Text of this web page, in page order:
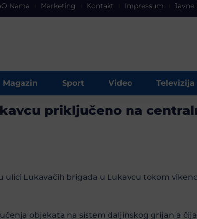
O Nama Marketing Kontakt Impressum Javne
Magazin Sport Video Televizija
priključeno na
ulici Lukavačih brigada u Lukavcu tokom
objekata na sistem daljinskog grijanja